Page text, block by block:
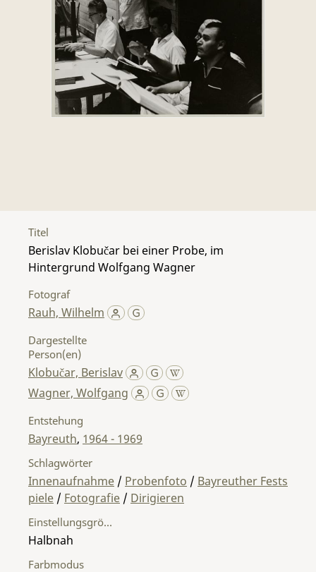
Titel
Berislav Klobučar bei einer Probe, im
Hintergrund Wolfgang Wagner
Fotograf
Rauh, Wilhelm
Dargestellte
Person(en)
Klobučar, Berislav
Wagner, Wolfgang
Entstehung
Bayreuth, 1964 - 1969
Einstellungsgröße
Halbnah
Farbmodus
Schlagwörter
Innenaufnahme / Probenfoto / Bayreuther Fests
piele / Fotografie / Dirigieren